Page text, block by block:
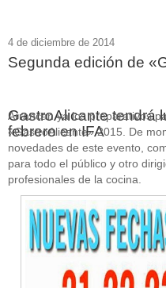
4 de diciembre de 2014
Segunda edición de
GastroAlicante tendrá
febrero en IFA
Arrancan ya los preparativos
«GastroAlicante» 2015. De
novedades de este evento,
para todo el público y otro
profesionales de la cocina.